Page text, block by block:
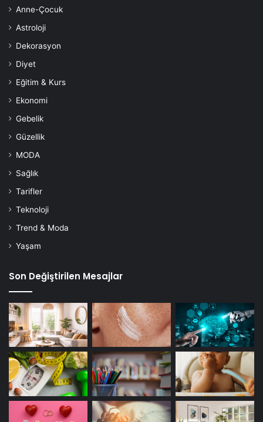
Anne-Çocuk
Astroloji
Dekorasyon
Diyet
Eğitim & Kurs
Ekonomi
Gebelik
Güzellik
MODA
Sağlık
Tarifler
Teknoloji
Trend & Moda
Yaşam
Son Değiştirilen Mesajlar